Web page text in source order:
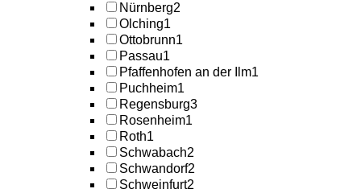
Nürnberg2
Olching1
Ottobrunn1
Passau1
Pfaffenhofen an der Ilm1
Puchheim1
Regensburg3
Rosenheim1
Roth1
Schwabach2
Schwandorf2
Schweinfurt2